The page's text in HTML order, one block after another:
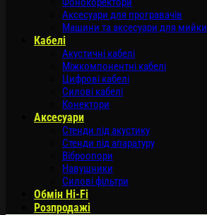
Аксесуари для програвачів
Машини та аксесуари для мийки
Кабелі
Акустичні кабелі
Міжкомпонентні кабелі
Цифрові кабелі
Силові кабелі
Конектори
Аксесуари
Стенди під акустику
Стенди під апаратуру
Віброопори
Навушники
Силові фільтри
Обмін Hi-Fi
Розпродажі